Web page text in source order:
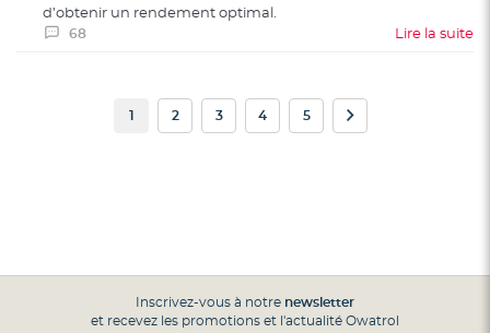
68
d’obtenir un rendement optimal.
Lire la suite
Page
Vous Page
2 Page
3 Page
4 Page
5
Inscrivez-vous à notre newsletter
et recevez les promotions et l'actualité Owatrol